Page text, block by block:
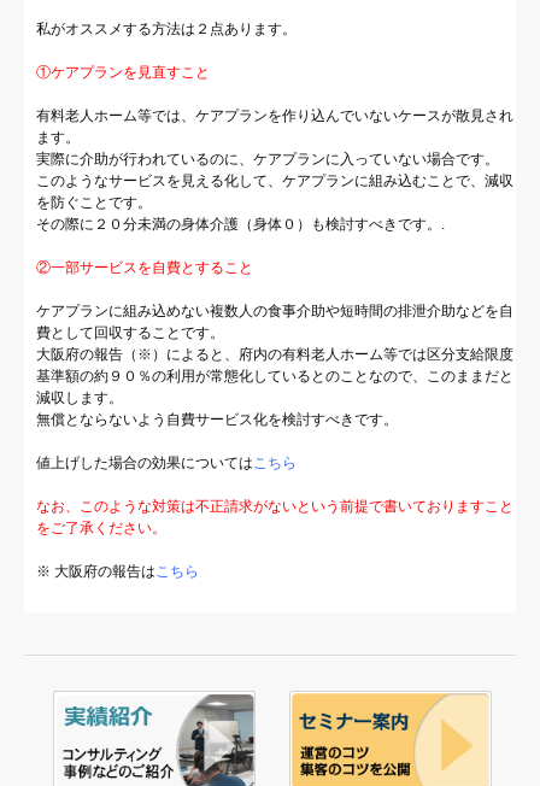
私がオススメする方法は２点あります。
①ケアプランを見直すこと
有料老人ホーム等では、ケアプランを作り込んでいないケースが散見され
ます。
実際に介助が行われているのに、ケアプランに入っていない場合です。
このようなサービスを見える化して、ケアプランに組み込むことで、減収
を防ぐことです。
その際に２０分未満の身体介護（身体０）も検討すべきです。.
②一部サービスを自費とすること
ケアプランに組み込めない複数人の食事介助や短時間の排泄介助などを自
費として回収することです。
大阪府の報告（※）によると、府内の有料老人ホーム等では区分支給限度
基準額の約９０％の利用が常態化しているとのことなので、このままだと
減収します。
無償とならないよう自費サービス化を検討すべきです。
値上げした場合の効果についてはこちら
なお、このような対策は不正請求がないという前提で書いておりますこと
をご了承ください。
※ 大阪府の報告はこちら